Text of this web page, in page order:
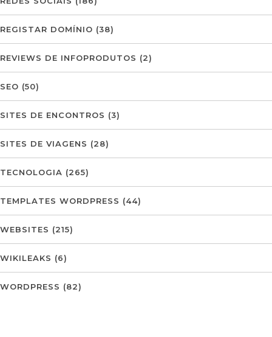
REGISTAR DOMÍNIO (38)
REVIEWS DE INFOPRODUTOS (2)
SEO (50)
SITES DE ENCONTROS (3)
SITES DE VIAGENS (28)
TECNOLOGIA (265)
TEMPLATES WORDPRESS (44)
WEBSITES (215)
WIKILEAKS (6)
WORDPRESS (82)